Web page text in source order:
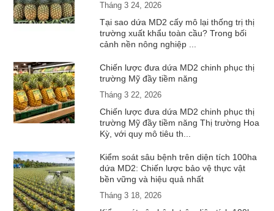
Tháng 3 24, 2026
Tại sao dứa MD2 cấy mô lại thống trị thị
trường xuất khẩu toàn cầu? Trong bối
cảnh nền nông nghiệp ...
Chiến lược đưa dứa MD2 chinh phục thị
trường Mỹ đầy tiềm năng
Tháng 3 22, 2026
Chiến lược đưa dứa MD2 chinh phục thị
trường Mỹ đầy tiềm năng Thị trường Hoa
Kỳ, với quy mô tiêu th...
Kiểm soát sâu bệnh trên diện tích 100ha
dứa MD2: Chiến lược bảo vệ thực vật
bền vững và hiệu quả nhất
Tháng 3 18, 2026